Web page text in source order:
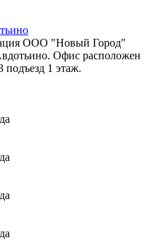
ООО "Новый Город"
Офис расположен
1 этаж.